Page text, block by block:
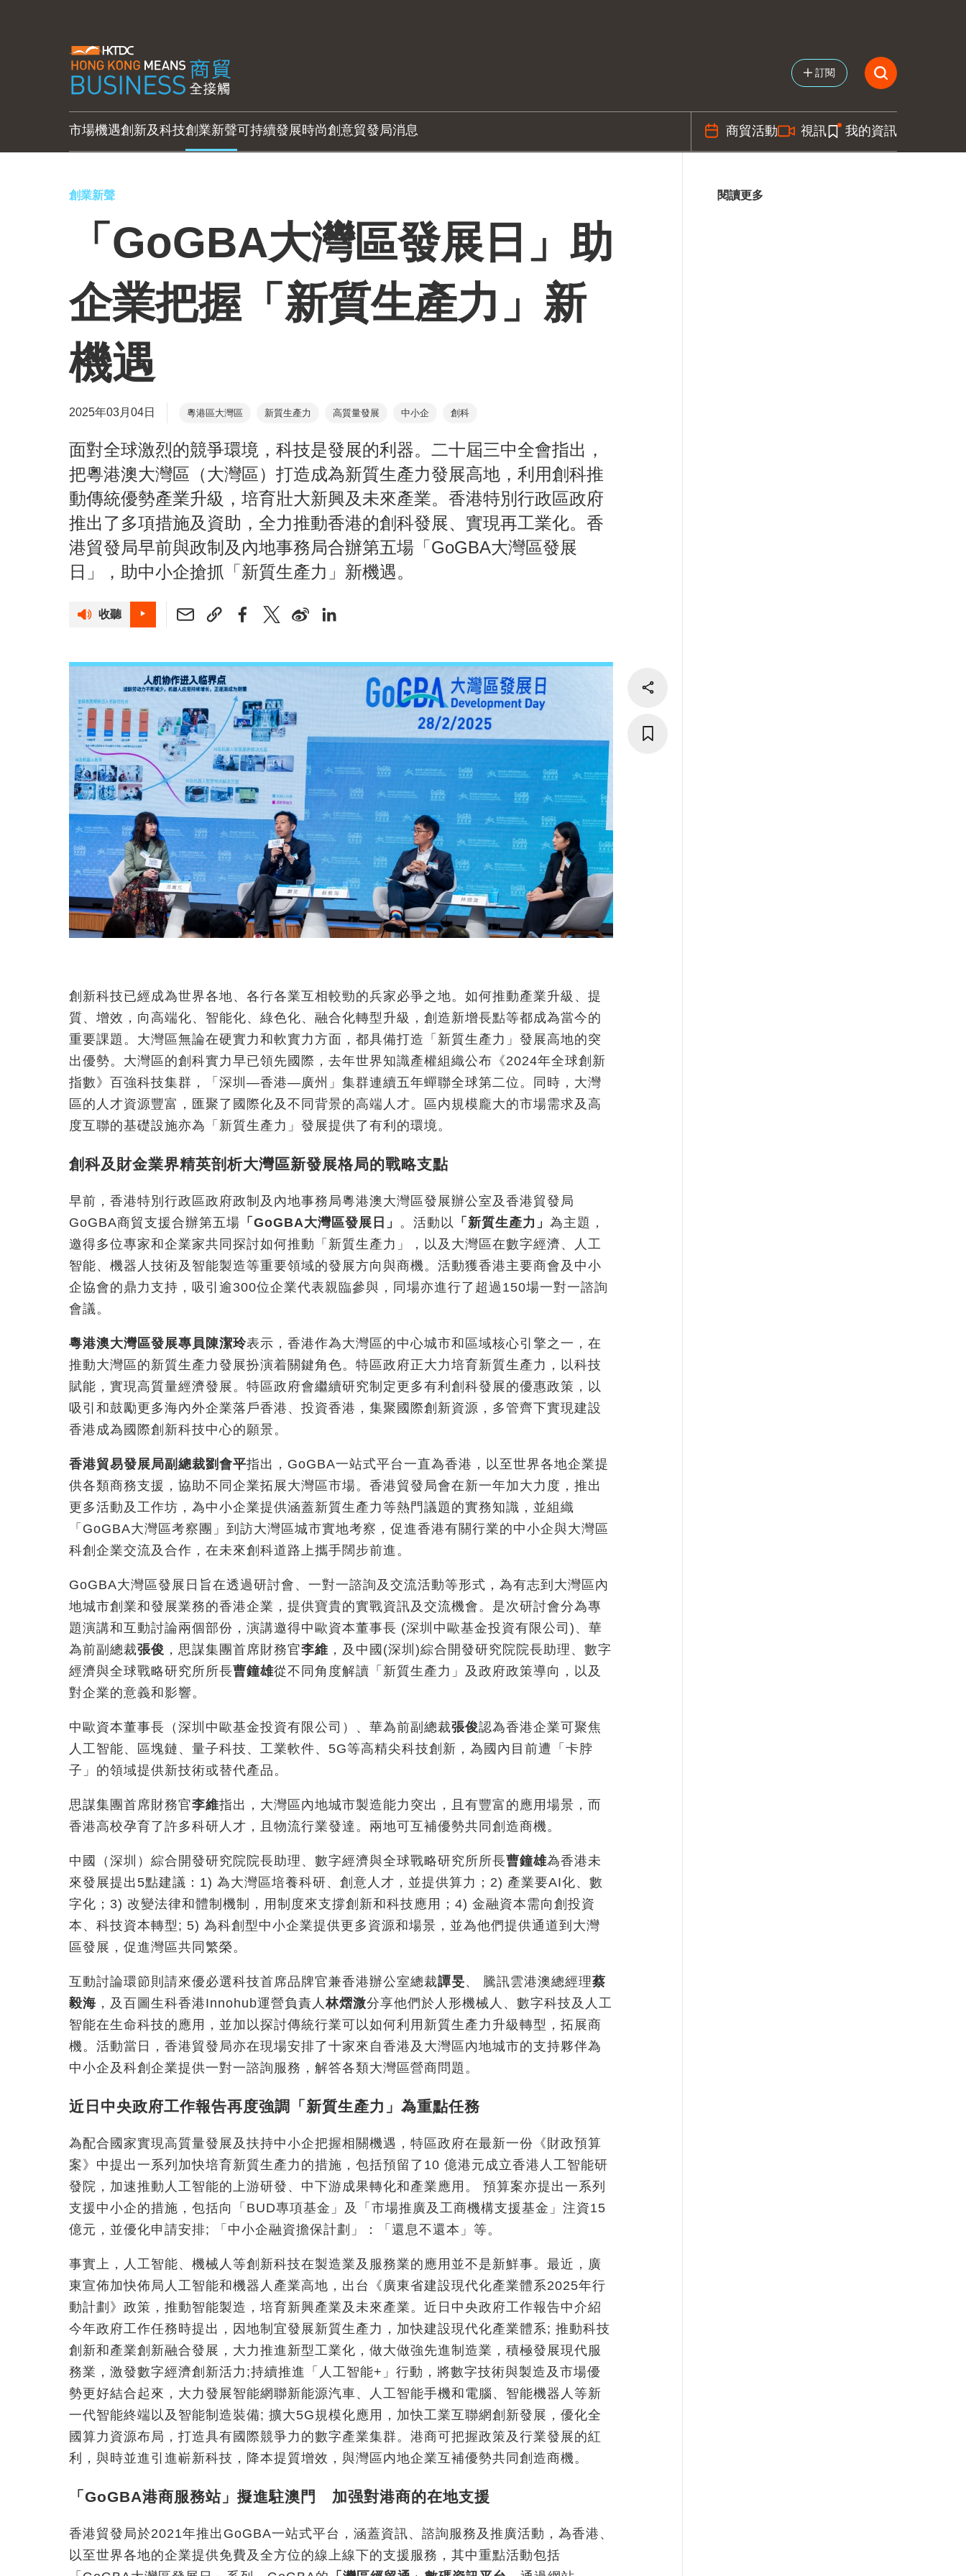
訂閱
市場機遇創新及科技創業新聲可持續發展時尚創意貿發局消息 商貿活動 視訊 我的資訊
創業新聲
「GoGBA大灣區發展日」助
企業把握「新質生產力」新
機遇
2025年03月04日 粵港區大灣區 新質生產力 高質量發展 中小企 創科
面對全球激烈的競爭環境，科技是發展的利器。二十屆三中全會指出，
把粵港澳大灣區（大灣區）打造成為新質生產力發展高地，利用創科推
動傳統優勢產業升級，培育壯大新興及未來產業。香港特別行政區政府
推出了多項措施及資助，全力推動香港的創科發展、實現再工業化。香
港貿發局早前與政制及內地事務局合辦第五場「GoGBA大灣區發展
日」，助中小企搶抓「新質生產力」新機遇。
收聽
創新科技已經成為世界各地、各行各業互相較勁的兵家必爭之地。如何推動產業升級、提
質、增效，向高端化、智能化、綠色化、融合化轉型升級，創造新增長點等都成為當今的
重要課題。大灣區無論在硬實力和軟實力方面，都具備打造「新質生產力」發展高地的突
出優勢。大灣區的創科實力早已領先國際，去年世界知識產權組織公布《2024年全球創新
指數》百強科技集群，「深圳—香港—廣州」集群連續五年蟬聯全球第二位。同時，大灣
區的人才資源豐富，匯聚了國際化及不同背景的高端人才。區内規模龐大的市場需求及高
度互聯的基礎設施亦為「新質生產力」發展提供了有利的環境。
創科及財金業界精英剖析大灣區新發展格局的戰略支點
早前，香港特別行政區政府政制及內地事務局粵港澳大灣區發展辦公室及香港貿發局
GoGBA商貿支援合辦第五場 「 GoGBA大灣區發展日」 。活動以 「新質生產力」 為主題，
邀得多位專家和企業家共同探討如何推動「新質生產力」，以及大灣區在數字經濟、人工
智能、機器人技術及智能製造等重要領域的發展方向與商機。活動獲香港主要商會及中小
企協會的鼎力支持，吸引逾300位企業代表親臨參與，同場亦進行了超過150場一對一諮詢
會議。
粵港澳大灣區發展專員陳潔玲表示，香港作為大灣區的中心城市和區域核心引擎之一，在
推動大灣區的新質生產力發展扮演着關鍵角色。特區政府正大力培育新質生產力，以科技
賦能，實現高質量經濟發展。特區政府會繼續研究制定更多有利創科發展的優惠政策，以
吸引和鼓勵更多海內外企業落戶香港、投資香港，集聚國際創新資源，多管齊下實現建設
香港成為國際創新科技中心的願景。
香港貿易發展局副總裁劉會平指出，GoGBA一站式平台一直為香港，以至世界各地企業提
供各類商務支援，協助不同企業拓展大灣區市場。香港貿發局會在新一年加大力度，推出
更多活動及工作坊，為中小企業提供涵蓋新質生產力等熱門議題的實務知識，並組織
「GoGBA大灣區考察團」到訪大灣區城市實地考察，促進香港有關行業的中小企與大灣區
科創企業交流及合作，在未來創科道路上攜手闊步前進。
GoGBA大灣區發展日旨在透過研討會、一對一諮詢及交流活動等形式，為有志到大灣區內
地城市創業和發展業務的香港企業，提供寶貴的實戰資訊及交流機會。是次研討會分為專
題演講和互動討論兩個部份，演講邀得中歐資本董事長 (深圳中歐基金投資有限公司)、華
為前副總裁張俊 ，思謀集團首席財務官李維 ，及中國(深圳)綜合開發研究院院長助理、數字
經濟與全球戰略研究所所長曹鐘雄從不同角度解讀「新質生產力」及政府政策導向，以及
對企業的意義和影響。
中歐資本董事長（深圳中歐基金投資有限公司）、華為前副總裁張俊認為香港企業可聚焦
人工智能、區塊鏈、量子科技、工業軟件、5G等高精尖科技創新，為國內目前遭「卡脖
子」的領域提供新技術或替代產品。
思謀集團首席財務官李維指出，大灣區內地城市製造能力突出，且有豐富的應用場景，而
香港高校孕育了許多科研人才，且物流行業發達。兩地可互補優勢共同創造商機。
中國（深圳）綜合開發研究院院長助理、數字經濟與全球戰略研究所所長曹鐘雄為香港未
來發展提出5點建議：1) 為大灣區培養科研、創意人才，並提供算力；2) 產業要AI化、數
字化；3) 改變法律和體制機制，用制度來支撐創新和科技應用；4) 金融資本需向創投資
本、科技資本轉型; 5) 為科創型中小企業提供更多資源和場景，並為他們提供通道到大灣
區發展，促進灣區共同繁榮。
互動討論環節則請來優必選科技首席品牌官兼香港辦公室總裁譚旻、 騰訊雲港澳總經理蔡
毅海 ，及百圖生科香港Innohub運營負責人林熠溦分享他們於人形機械人、數字科技及人工
智能在生命科技的應用，並加以探討傳統行業可以如何利用新質生產力升級轉型，拓展商
機。活動當日，香港貿發局亦在現場安排了十家來自香港及大灣區內地城市的支持夥伴為
中小企及科創企業提供一對一諮詢服務，解答各類大灣區營商問題。
近日中央政府工作報告再度強調「新質生產力」為重點任務
為配合國家實現高質量發展及扶持中小企把握相關機遇，特區政府在最新一份《財政預算
案》中提出一系列加快培育新質生產力的措施，包括預留了10 億港元成立香港人工智能研
發院，加速推動人工智能的上游研發、中下游成果轉化和產業應用。 預算案亦提出一系列
支援中小企的措施，包括向「BUD專項基金」及「市場推廣及工商機構支援基金」注資15
億元，並優化申請安排; 「中小企融資擔保計劃」：「還息不還本」等。
事實上，人工智能、機械人等創新科技在製造業及服務業的應用並不是新鮮事。最近，廣
東宣佈加快佈局人工智能和機器人產業高地，出台《廣東省建設現代化產業體系2025年行
動計劃》政策，推動智能製造，培育新興產業及未來產業。近日中央政府工作報告中介紹
今年政府工作任務時提出，因地制宜發展新質生產力，加快建設現代化產業體系; 推動科技
創新和產業創新融合發展，大力推進新型工業化，做大做強先進制造業，積極發展現代服
務業，激發數字經濟創新活力 ;持續推進 「 人工智能+ 」 行動，將數字技術與製造及市場優
勢更好結合起來，大力發展智能網聯新能源汽車、人工智能手機和電腦、智能機器人等新
一代智能終端以及智能制造裝備; 擴大5G規模化應用，加快工業互聯網創新發展，優化全
國算力資源布局，打造具有國際競爭力的數字產業集群。港商可把握政策及行業發展的紅
利，與時並進引進嶄新科技，降本提質增效，與灣區内地企業互補優勢共同創造商機。
「GoGBA港商服務站」擬進駐澳門 加强對港商的在地支援
香港貿發局於2021年推出GoGBA一站式平台，涵蓋資訊、諮詢服務及推廣活動，為香港、
以至世界各地的企業提供免費及全方位的線上線下的支援服務，其中重點活動包括
閱讀更多